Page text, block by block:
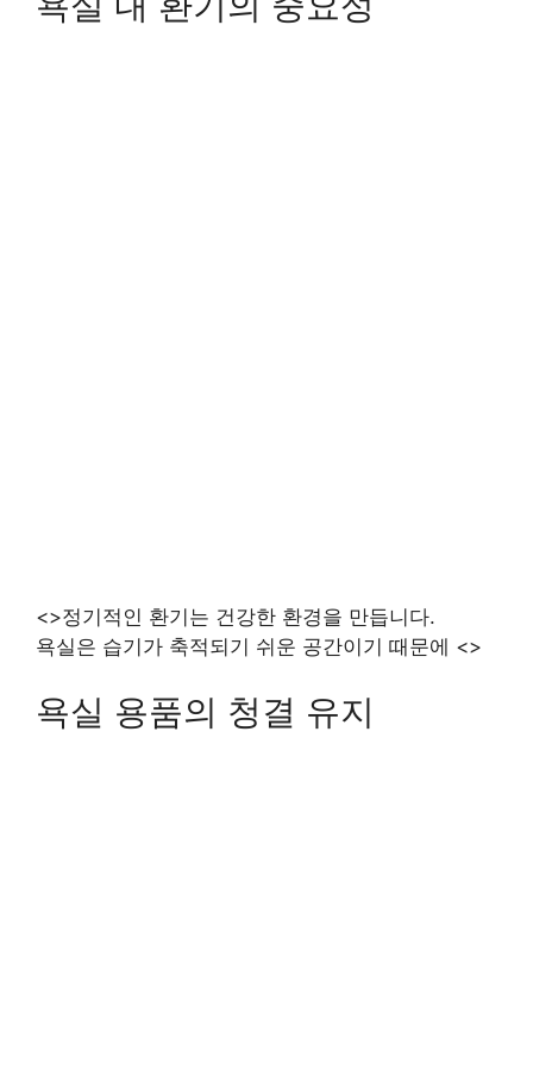
<>정기적인 환기는 건강한 환경을 만듭니다.
욕실은 습기가 축적되기 쉬운 공간이기 때문에 <>
욕실 용품의 청결 유지